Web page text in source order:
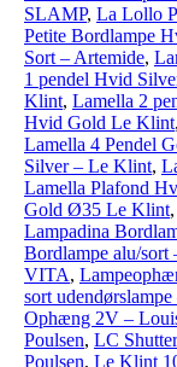
SLAMP, La Lollo
Petite Bordlampe
Sort – Artemide,
1 pendel Hvid
Klint, Lamella 2
Hvid Gold Le Klint,
Lamella 4 Pendel
Silver – Le Klint,
Lamella Plafond
Gold Ø35 Le Klint,
Lampadina
Bordlampe alu/sort
VITA,
sort
Ophæng 2V –
Poulsen, LC
Poulsen, Le Klint